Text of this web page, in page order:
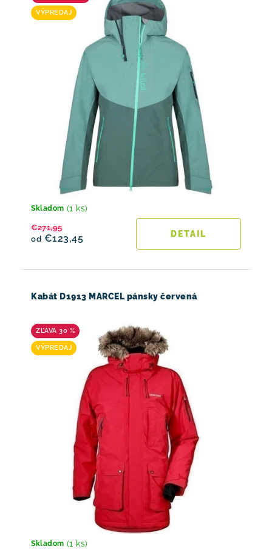
VÝPREDAJ
Skladom (1 ks)
od €123,45
€271,95
DETAIL
Kabát D1913 MARCEL pánsky červená
30 %
VÝPREDAJ
Skladom (1 ks)